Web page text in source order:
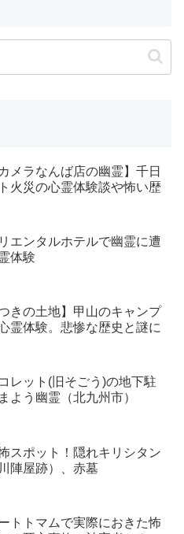
メラなんば店の幽霊】千日
火災の心霊体験談や怖い歴
エンタルホテルで幽霊に遭
体験
つきの土地】甲山のキャンプ
霊体験。悲惨な歴史と謎に
レット(旧そごう)の地下駐
よう幽霊（北九州市）
スポット！隠れキリシタン
陣屋跡）、赤墓
トトマムで実際におきた怖